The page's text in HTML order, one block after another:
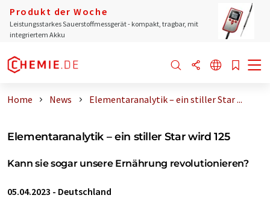
Produkt der Woche
Leistungsstarkes Sauerstoffmessgerät - kompakt, tragbar, mit
integriertem Akku
Home News Elementaranalytik – ein stiller Star ...
Elementaranalytik – ein stiller Star wird 125
Kann sie sogar unsere Ernährung revolutionieren?
05.04.2023 - Deutschland